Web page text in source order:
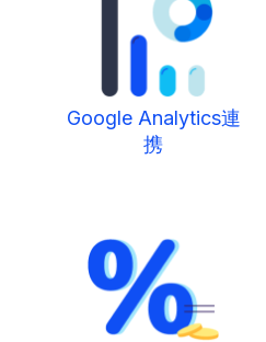
Google Analytics連
携